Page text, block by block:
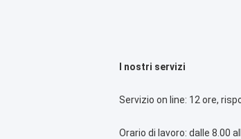
I nostri servizi
Servizio on line: 12 ore,
Orario di lavoro: dalle 8.00